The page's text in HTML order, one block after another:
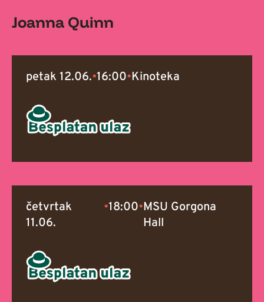
Joanna Quinn
petak 12.06.•16:00•Kinoteka
četvrtak
11.06.
•18:00•MSU Gorgona
Hall